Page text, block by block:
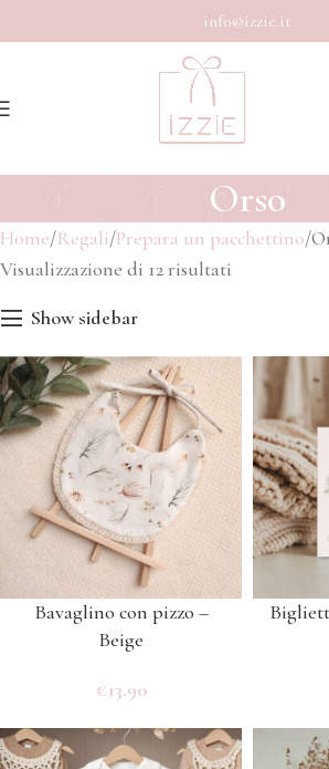
info@izzie.it
Orso
Home Regali Prepara un pacchettino
Visualizzazione di 12 risultati
Show sidebar
Bavaglino con pizzo –
Beige
€13.90